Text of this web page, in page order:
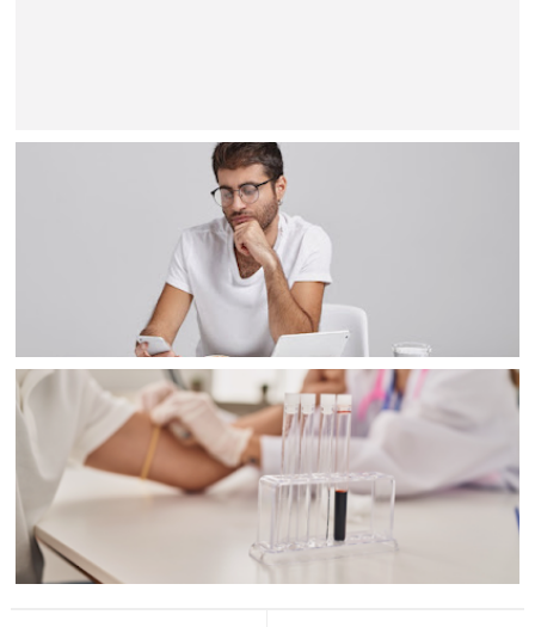
Minério extraído de Jaguarari coloca o município entre os
principais exportadores da Bahia em 2026
ARTIGOS
Artigo: Precisa de uma pequena quantia antes do salário?